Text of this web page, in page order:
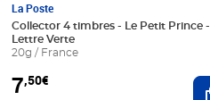
au panier
La Poste
Collector 4 timbres - Le Petit Prince -
Lettre Verte
20g / France
7,50€